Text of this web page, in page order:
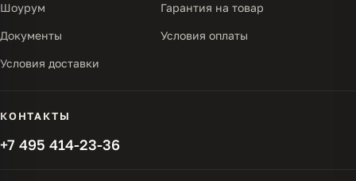
Шоурум Гарантия на товар
Документы Условия оплаты
Условия доставки
КОНТАКТЫ
+7 495 414-23-36